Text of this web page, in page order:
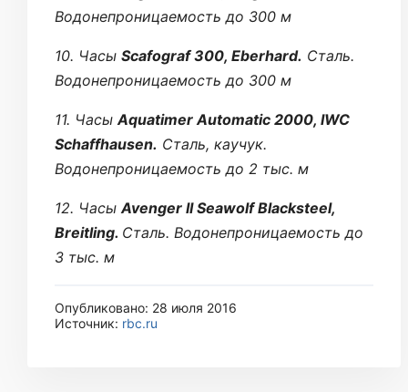
Водонепроницаемость до 300 м
10. Часы Scafograf 300, Eberhard. Сталь.
Водонепроницаемость до 300 м
11. ЧасыAquatimer Automatic 2000, IWC
Schaffhausen. Сталь, каучук.
Водонепроницаемость до 2 тыс. м
12. ЧасыAvenger II Seawolf Blacksteel,
Breitling. Сталь. Водонепроницаемость до
3 тыс. м
Опубликовано: 28 июля 2016
Источник: rbc.ru